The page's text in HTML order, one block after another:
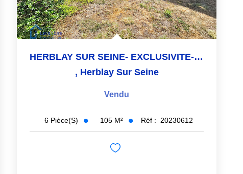
HERBLAY SUR SEINE- EXCLUSIVITE- 1 MINUTE GARE
, Herblay Sur Seine
Vendu
6 Pièce(s) 105 M² Réf : 20230612